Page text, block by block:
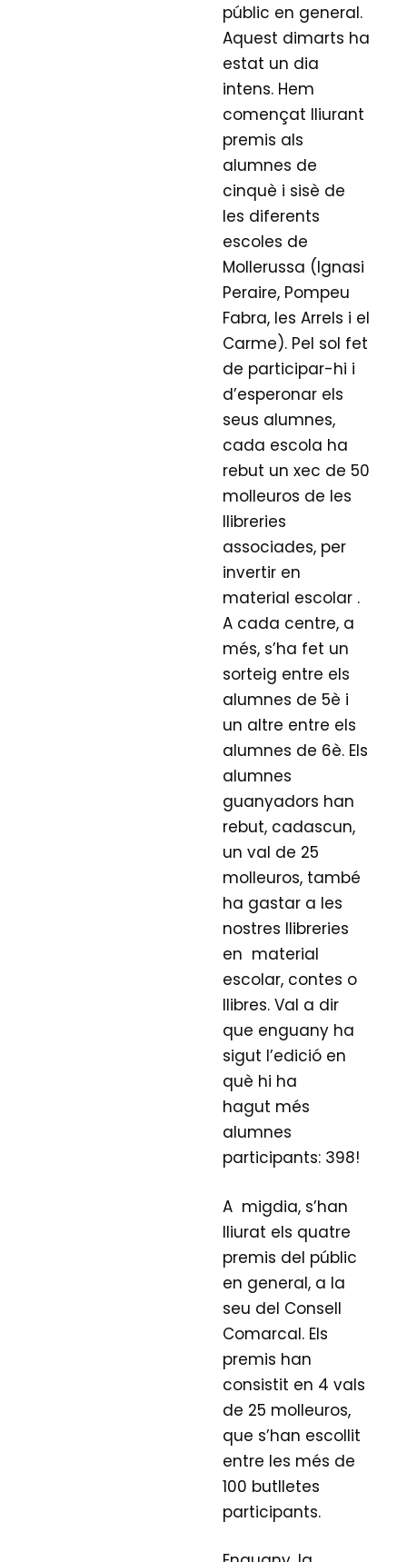
públic en general.
Aquest dimarts ha
estat un dia
intens. Hem
començat lliurant
premis als
alumnes de
cinquè i sisè de
les diferents
escoles de
Mollerussa (Ignasi
Peraire, Pompeu
Fabra, les Arrels i el
Carme). Pel sol fet
de participar-hi i
d’esperonar els
seus alumnes,
cada escola ha
rebut un xec de 50
molleuros de les
llibreries
associades, per
invertir en
material escolar .
A cada centre, a
més, s’ha fet un
sorteig entre els
alumnes de 5è i
un altre entre els
alumnes de 6è. Els
alumnes
guanyadors han
rebut, cadascun,
un val de 25
molleuros, també
ha gastar a les
nostres llibreries
en material
escolar, contes o
llibres. Val a dir
que enguany ha
sigut l’edició en
què hi ha
hagut més
alumnes
participants: 398!
A migdia, s’han
lliurat els quatre
premis del públic
en general, a la
seu del Consell
Comarcal. Els
premis han
consistit en 4 vals
de 25 molleuros,
que s’han escollit
entre les més de
100 butlletes
participants.